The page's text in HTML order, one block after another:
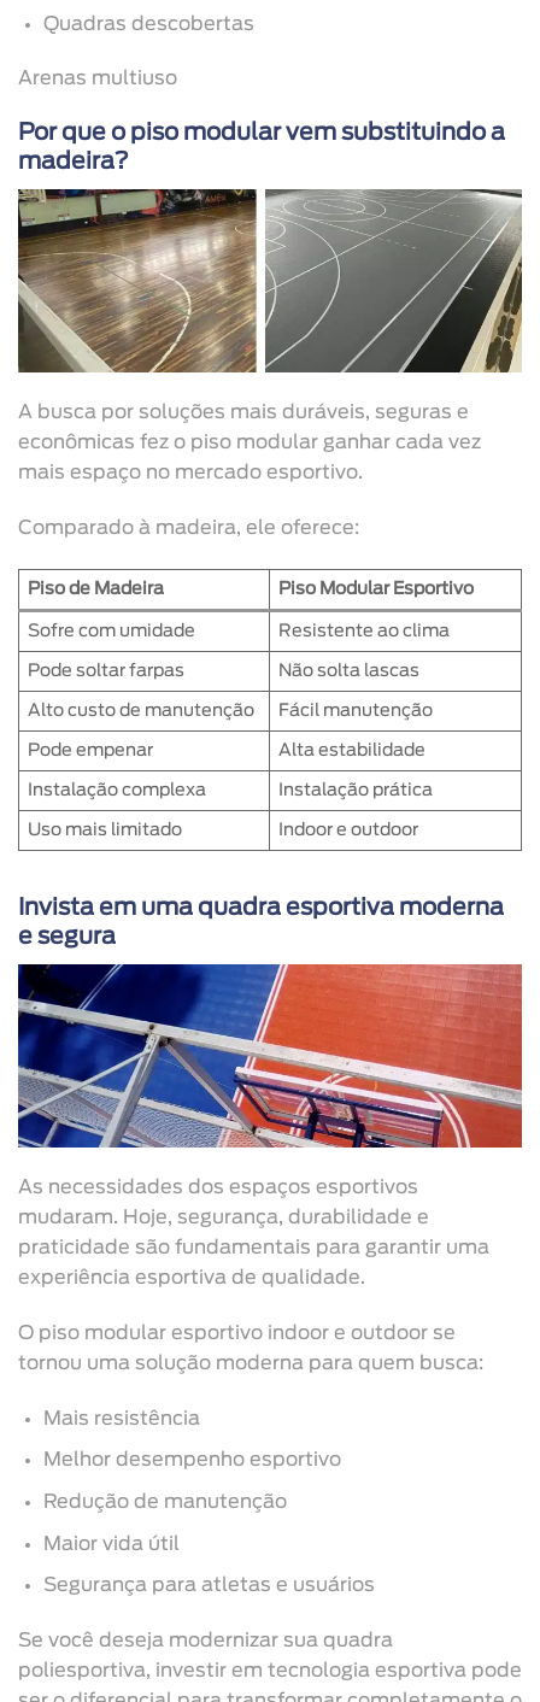
Quadras descobertas
Arenas multiuso
Por que o piso modular vem substituindo a
madeira?
A busca por soluções mais duráveis, seguras e
econômicas fez o piso modular ganhar cada vez
mais espaço no mercado esportivo.
Comparado à madeira, ele oferece:
Piso de Madeira Piso Modular Esportivo
Sofre com umidade Resistente ao clima
Pode soltar farpas Não solta lascas
Alto custo de manutenção Fácil manutenção
Pode empenar Alta estabilidade
Instalação complexa Instalação prática
Uso mais limitado Indoor e outdoor
Invista em uma quadra esportiva moderna
e segura
As necessidades dos espaços esportivos
mudaram. Hoje, segurança, durabilidade e
praticidade são fundamentais para garantir uma
experiência esportiva de qualidade.
O piso modular esportivo indoor e outdoor se
tornou uma solução moderna para quem busca:
Mais resistência
Melhor desempenho esportivo
Redução de manutenção
Maior vida útil
Segurança para atletas e usuários
Se você deseja modernizar sua quadra
poliesportiva, investir em tecnologia esportiva pode